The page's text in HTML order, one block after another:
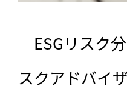
ESGリスク
スクアドバイ